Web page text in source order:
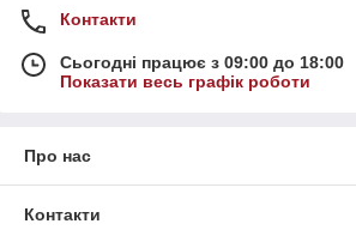
Контакти
Сьогодні працює з 09:00 до 18:00
Показати весь графік роботи
Про нас
Контакти